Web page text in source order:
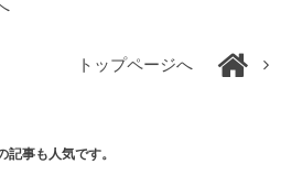
トップページへ
記事も人気です。